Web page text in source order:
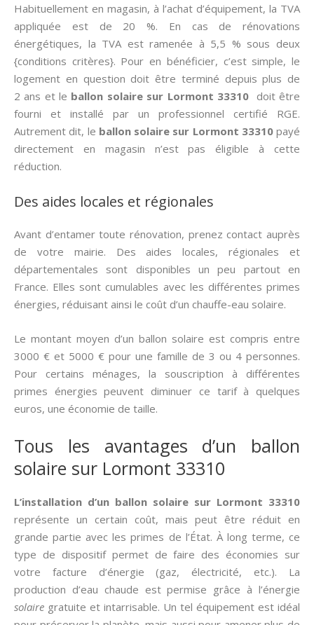
Habituellement en magasin, à l’achat d’équipement, la TVA
appliquée est de 20 %. En cas de rénovations
énergétiques, la TVA est ramenée à 5,5 % sous deux
{conditions critères}. Pour en bénéficier, c’est simple, le
logement en question doit être terminé depuis plus de
2 ans et le ballon solaire sur Lormont 33310doit être
fourni et installé par un professionnel certifié RGE.
Autrement dit, le ballon solaire sur Lormont 33310payé
directement en magasin n’est pas éligible à cette
réduction.
Des aides locales et régionales
Avant d’entamer toute rénovation, prenez contact auprès
de votre mairie. Des aides locales, régionales et
départementales sont disponibles un peu partout en
France. Elles sont cumulables avec les différentes primes
énergies, réduisant ainsi le coût d’un chauffe-eau solaire.
Le montant moyen d’un ballon solaire est compris entre
3000 € et 5000 € pour une famille de 3 ou 4 personnes.
Pour certains ménages, la souscription à différentes
primes énergies peuvent diminuer ce tarif à quelques
euros, une économie de taille.
Tous les avantages d’un ballon
solaire sur Lormont 33310
L’installation d’un ballon solaire sur Lormont 33310
représente un certain coût, mais peut être réduit en
grande partie avec les primes de l’État. À long terme, ce
type de dispositif permet de faire des économies sur
votre facture d’énergie (gaz, électricité, etc.). La
production d’eau chaude est permise grâce à l’énergie
solaire gratuite et intarrisable. Un tel équipement est idéal